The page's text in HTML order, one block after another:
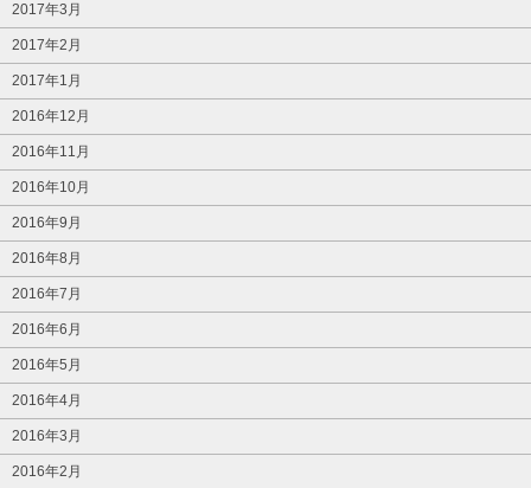
2017年3月
2017年2月
2017年1月
2016年12月
2016年11月
2016年10月
2016年9月
2016年8月
2016年7月
2016年6月
2016年5月
2016年4月
2016年3月
2016年2月